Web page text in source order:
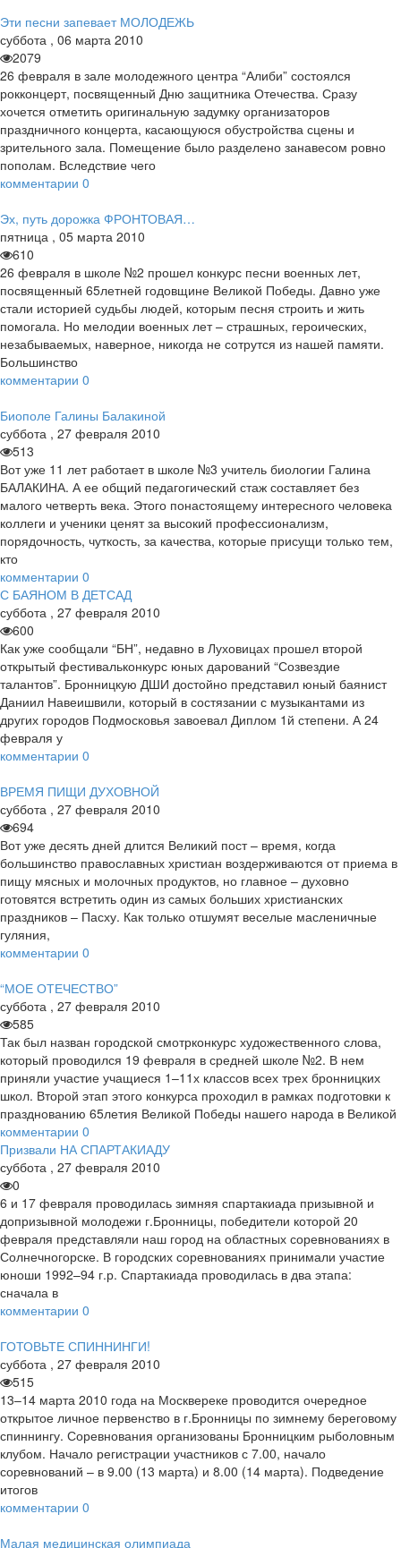
Эти песни запевает МОЛОДЕЖЬ
суббота , 06 марта 2010
2079
26 февраля в зале молодежного центра “Алиби” состоялся
рокконцерт, посвященный Дню защитника Отечества. Сразу
хочется отметить оригинальную задумку организаторов
праздничного концерта, касающуюся обустройства сцены и
зрительного зала. Помещение было разделено занавесом ровно
пополам. Вследствие чего
комментарии 0
Эх, путь дорожка ФРОНТОВАЯ…
пятница , 05 марта 2010
610
26 февраля в школе №2 прошел конкурс песни военных лет,
посвященный 65летней годовщине Великой Победы. Давно уже
стали историей судьбы людей, которым песня строить и жить
помогала. Но мелодии военных лет – страшных, героических,
незабываемых, наверное, никогда не сотрутся из нашей памяти.
Большинство
комментарии 0
Биополе Галины Балакиной
суббота , 27 февраля 2010
513
Вот уже 11 лет работает в школе №3 учитель биологии Галина
БАЛАКИНА. А ее общий педагогический стаж составляет без
малого четверть века. Этого понастоящему интересного человека
коллеги и ученики ценят за высокий профессионализм,
порядочность, чуткость, за качества, которые присущи только тем,
кто
комментарии 0
С БАЯНОМ В ДЕТСАД
суббота , 27 февраля 2010
600
Как уже сообщали “БН”, недавно в Луховицах прошел второй
открытый фестивальконкурс юных дарований “Созвездие
талантов”. Бронницкую ДШИ достойно представил юный баянист
Даниил Навеишвили, который в состязании с музыкантами из
других городов Подмосковья завоевал Диплом 1й степени. А 24
февраля у
комментарии 0
ВРЕМЯ ПИЩИ ДУХОВНОЙ
суббота , 27 февраля 2010
694
Вот уже десять дней длится Великий пост – время, когда
большинство православных христиан воздерживаются от приема в
пищу мясных и молочных продуктов, но главное – духовно
готовятся встретить один из самых больших христианских
праздников – Пасху. Как только отшумят веселые масленичные
гуляния,
комментарии 0
“МОЕ ОТЕЧЕСТВО”
суббота , 27 февраля 2010
585
Так был назван городской смотрконкурс художественного слова,
который проводился 19 февраля в средней школе №2. В нем
приняли участие учащиеся 1–11х классов всех трех бронницких
школ. Второй этап этого конкурса проходил в рамках подготовки к
празднованию 65летия Великой Победы нашего народа в Великой
комментарии 0
Призвали НА СПАРТАКИАДУ
суббота , 27 февраля 2010
0
6 и 17 февраля проводилась зимняя спартакиада призывной и
допризывной молодежи г.Бронницы, победители которой 20
февраля представляли наш город на областных соревнованиях в
Солнечногорске. В городских соревнованиях принимали участие
юноши 1992–94 г.р. Спартакиада проводилась в два этапа:
сначала в
комментарии 0
ГОТОВЬТЕ СПИННИНГИ!
суббота , 27 февраля 2010
515
13–14 марта 2010 года на Москвереке проводится очередное
открытое личное первенство в г.Бронницы по зимнему береговому
спиннингу. Соревнования организованы Бронницким рыболовным
клубом. Начало регистрации участников с 7.00, начало
соревнований – в 9.00 (13 марта) и 8.00 (14 марта). Подведение
итогов
комментарии 0
Малая медицинская олимпиада